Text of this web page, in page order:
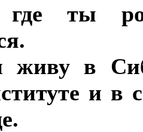
где ты
живу в
и в